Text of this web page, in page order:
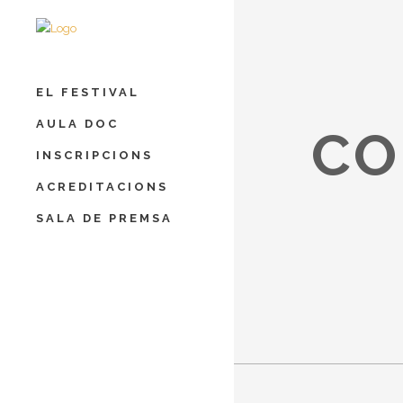
EL FESTIVAL
AULA DOC
INSCRIPCIONS
ACREDITACIONS
SALA DE PREMSA